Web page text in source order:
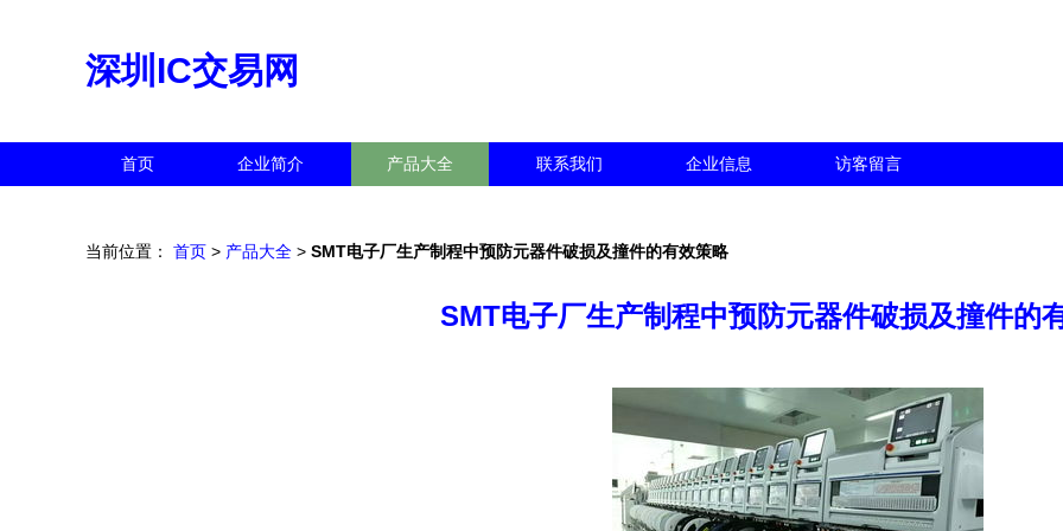
深圳IC交易网
首页 企业简介 产品大全 联系我们 企业信息 访客留言
当前位置： 首页 > 产品大全 > SMT电子厂生产制程中预防元器件破损及撞件的有效策略
SMT电子厂生产制程中预防元器件破损及撞件的